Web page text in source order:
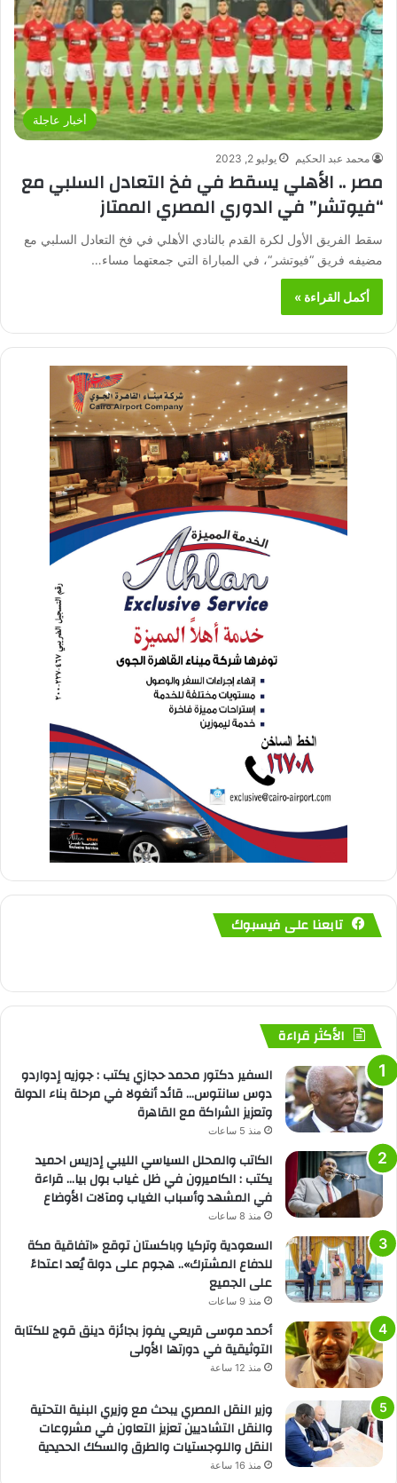
أخبار عاجلة
محمد عبد الحكيم يوليو 2, 2023
مصر .. الأهلي يسقط في فخ التعادل السلبي مع
“فيوتشر” في الدوري المصري الممتاز
سقط الفريق الأول لكرة القدم بالنادي الأهلي في فخ التعادل السلبي مع
مضيفه فريق “فيوتشر“، في المباراة التي جمعتهما مساء…
أكمل القراءة »
تابعنا على فيسبوك
الأكثر قراءة
السفير دكتور محمد حجازي يكتب : جوزيه إدواردو
دوس سانتوس… قائد أنغولا في مرحلة بناء الدولة
وتعزيز الشراكة مع القاهرة
منذ 5 ساعات
الكاتب والمحلل السياسي الليبي إدريس احميد
يكتب : الكاميرون في ظل غياب بول بيا… قراءة
في المشهد وأسباب الغياب ومآلات الأوضاع
منذ 8 ساعات
السعودية وتركيا وباكستان توقع «اتفاقية مكة
للدفاع المشترك».. هجوم على دولة يُعد اعتداءً
على الجميع
منذ 9 ساعات
أحمد موسى قريعي يفوز بجائزة دينق قوج للكتابة
التوثيقية في دورتها الأولى
منذ 12 ساعة
وزير النقل المصري يبحث مع وزيري البنية التحتية
والنقل التشاديين تعزيز التعاون في مشروعات
النقل واللوجستيات والطرق والسكك الحديدية
منذ 16 ساعة